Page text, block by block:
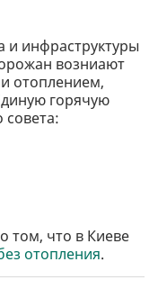
и инфраструктуры
возниают
отоплением,
горячую
совета:
том, что в Киеве
отопления.